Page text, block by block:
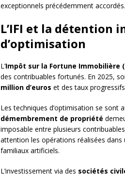
exceptionnels précédemment accordés.
L’IFI et la détention
d’optimisation
L’Impôt sur la Fortune Immobilière
des contribuables fortunés. En 2025,
million d’euros et des taux
Les techniques d’optimisation se sont
démembrement de propriété
imposable entre plusieurs
attention les opérations réalisées
familiaux artificiels.
L’investissement via des sociétés